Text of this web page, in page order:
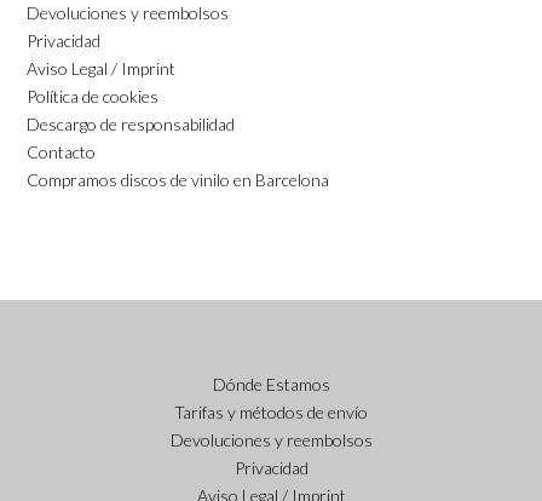
Devoluciones y reembolsos
Privacidad
Aviso Legal / Imprint
Política de cookies
Descargo de responsabilidad
Contacto
Compramos discos de vinilo en Barcelona
Dónde Estamos
Tarifas y métodos de envío
Devoluciones y reembolsos
Privacidad
Aviso Legal / Imprint